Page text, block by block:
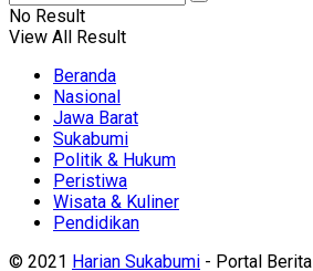
No Result
View All Result
Beranda
Nasional
Jawa Barat
Sukabumi
Politik & Hukum
Peristiwa
Wisata & Kuliner
Pendidikan
© 2021 Harian Sukabumi - Portal Berita